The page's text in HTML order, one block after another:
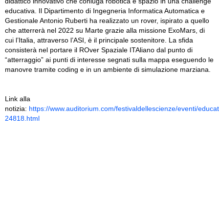
educativa. Il Dipartimento di Ingegneria Informatica Automatica e
Gestionale Antonio Ruberti ha realizzato un rover, ispirato a quello
che atterrerà nel 2022 su Marte grazie alla missione ExoMars, di
cui l’Italia, attraverso l’ASI, è il principale sostenitore. La sfida
consisterà nel portare il ROver Spaziale ITAliano dal punto di
“atterraggio” ai punti di interesse segnati sulla mappa eseguendo le
manovre tramite coding e in un ambiente di simulazione marziana.
Link alla
notizia: https://www.auditorium.com/festivaldellescienze/eventi/
24818.html